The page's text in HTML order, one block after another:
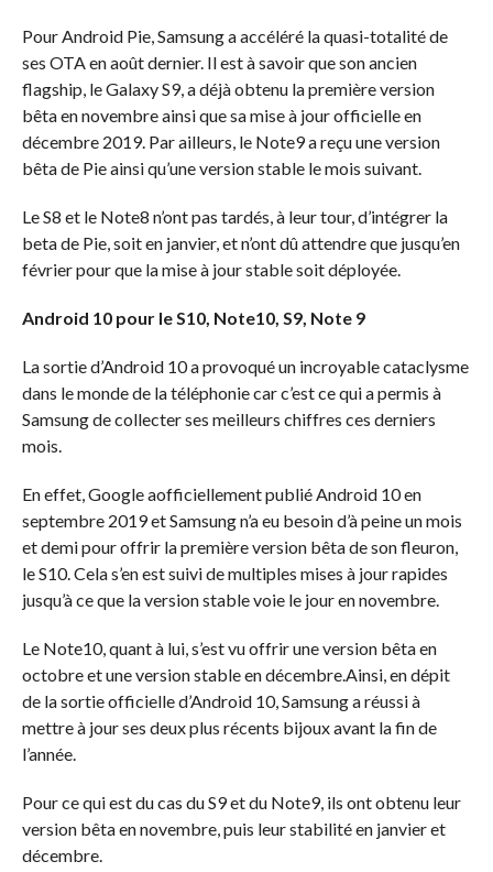
Pour Android Pie, Samsung a accéléré la quasi-totalité de
ses OTA en août dernier. Il est à savoir que son ancien
flagship, le Galaxy S9, a déjà obtenu la première version
bêta en novembre ainsi que sa mise à jour officielle en
décembre 2019. Par ailleurs, le Note9 a reçu une version
bêta de Pie ainsi qu’une version stable le mois suivant.
Le S8 et le Note8 n’ont pas tardés, à leur tour, d’intégrer la
beta de Pie, soit en janvier, et n’ont dû attendre que jusqu’en
février pour que la mise à jour stable soit déployée.
Android 10 pour le S10, Note10, S9, Note 9
La sortie d’Android 10 a provoqué un incroyable cataclysme
dans le monde de la téléphonie car c’est ce qui a permis à
Samsung de collecter ses meilleurs chiffres ces derniers
mois.
En effet, Google aofficiellement publié Android 10 en
septembre 2019 et Samsung n’a eu besoin d’à peine un mois
et demi pour offrir la première version bêta de son fleuron,
le S10. Cela s’en est suivi de multiples mises à jour rapides
jusqu’à ce que la version stable voie le jour en novembre.
Le Note10, quant à lui, s’est vu offrir une version bêta en
octobre et une version stable en décembre.Ainsi, en dépit
de la sortie officielle d’Android 10, Samsung a réussi à
mettre à jour ses deux plus récents bijoux avant la fin de
l’année.
Pour ce qui est du cas du S9 et du Note9, ils ont obtenu leur
version bêta en novembre, puis leur stabilité en janvier et
décembre.